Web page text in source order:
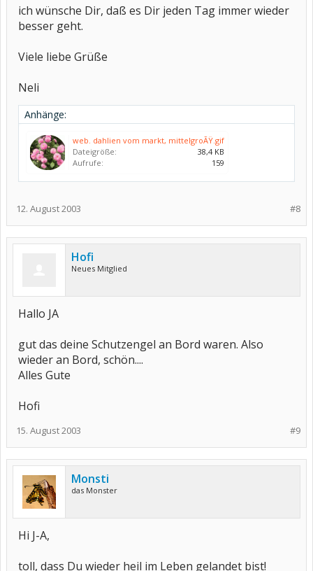
ich wünsche Dir, daß es Dir jeden Tag immer wieder
besser geht.
Viele liebe Grüße
Neli
Anhänge:
web. dahlien vom markt, mittelgroÃŸ.gif
Dateigröße:
38,4 KB
Aufrufe:
159
#8
12. August 2003
Hofi
Neues Mitglied
Hallo JA
gut das deine Schutzengel an Bord waren. Also
wieder an Bord, schön....
Alles Gute
Hofi
#9
15. August 2003
Monsti
das Monster
Hi J-A,
toll, dass Du wieder heil im Leben gelandet bist!